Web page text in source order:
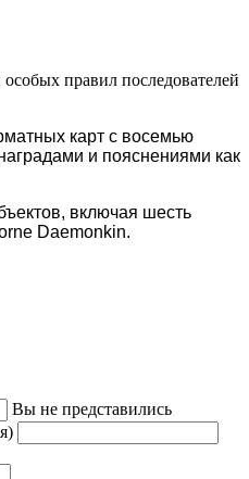
правил последователей
карт с восемью
и пояснениями как
включая шесть
Daemonkin.
Вы не представились